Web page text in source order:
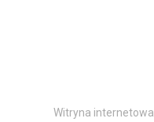
Witryna internetowa